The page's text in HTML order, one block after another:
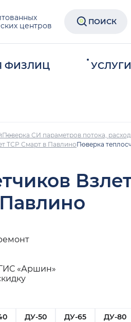
центров
ПОИСК
ФИЗЛИЦ
Поверка СИ параметров потока,
ТСР Смарт в ПавлиноПоверка
«Аршин»
ДУ-50 ДУ-65
ДУ-80